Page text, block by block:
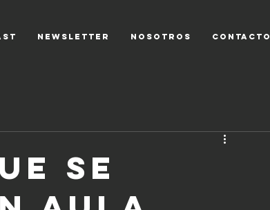
NEWSLETTER NOSOTROS CONTACTO
se